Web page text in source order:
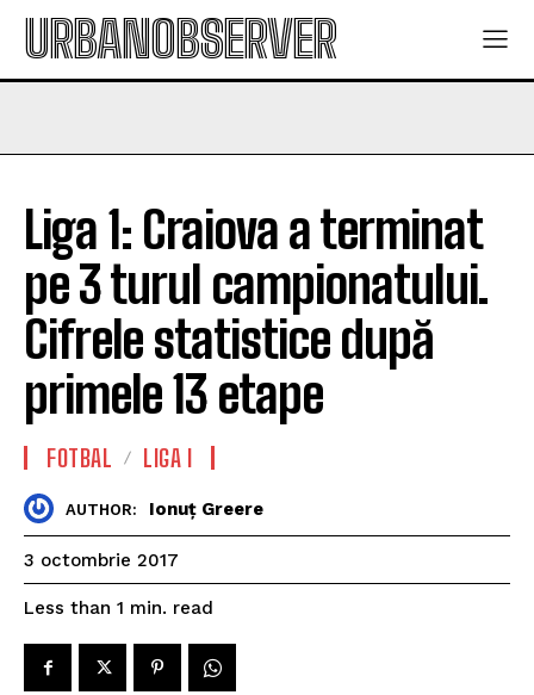
URBANOBSERVER
Liga 1: Craiova a terminat
pe 3 turul campionatului.
Cifrele statistice după
primele 13 etape
FOTBAL LIGA I
AUTHOR: Ionuț Greere
3 octombrie 2017
Less than 1 min. read